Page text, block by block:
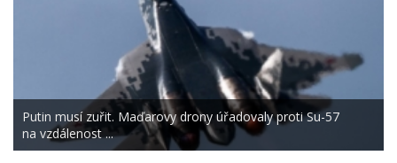
Putin musí zuřit. Maďarovy drony úřadovaly proti Su-57
na vzdálenost ...